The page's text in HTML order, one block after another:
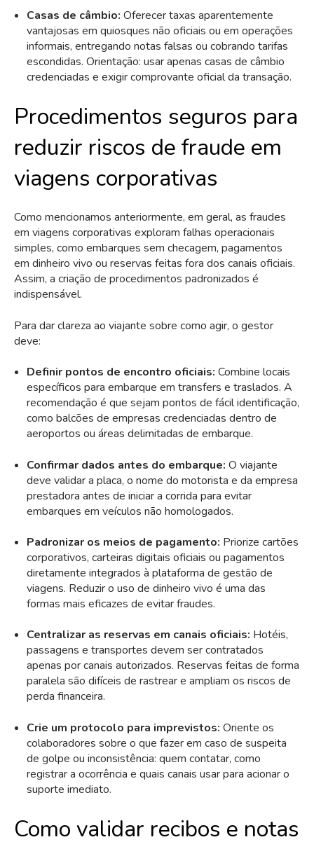
Casas de câmbio: Oferecer taxas aparentemente
vantajosas em quiosques não oficiais ou em operações
informais, entregando notas falsas ou cobrando tarifas
escondidas. Orientação: usar apenas casas de câmbio
credenciadas e exigir comprovante oficial da transação.
Procedimentos seguros para
reduzir riscos de fraude em
viagens corporativas
Como mencionamos anteriormente, em geral, as fraudes
em viagens corporativas exploram falhas operacionais
simples, como embarques sem checagem, pagamentos
em dinheiro vivo ou reservas feitas fora dos canais oficiais.
Assim, a criação de procedimentos padronizados é
indispensável.
Para dar clareza ao viajante sobre como agir, o gestor
deve:
Definir pontos de encontro oficiais: Combine locais
específicos para embarque em transfers e traslados. A
recomendação é que sejam pontos de fácil identificação,
como balcões de empresas credenciadas dentro de
aeroportos ou áreas delimitadas de embarque.
Confirmar dados antes do embarque: O viajante
deve validar a placa, o nome do motorista e da empresa
prestadora antes de iniciar a corrida para evitar
embarques em veículos não homologados.
Padronizar os meios de pagamento: Priorize cartões
corporativos, carteiras digitais oficiais ou pagamentos
diretamente integrados à plataforma de gestão de
viagens. Reduzir o uso de dinheiro vivo é uma das
formas mais eficazes de evitar fraudes.
Centralizar as reservas em canais oficiais: Hotéis,
passagens e transportes devem ser contratados
apenas por canais autorizados. Reservas feitas de forma
paralela são difíceis de rastrear e ampliam os riscos de
perda financeira.
Crie um protocolo para imprevistos: Oriente os
colaboradores sobre o que fazer em caso de suspeita
de golpe ou inconsistência: quem contatar, como
registrar a ocorrência e quais canais usar para acionar o
suporte imediato.
Como validar recibos e notas